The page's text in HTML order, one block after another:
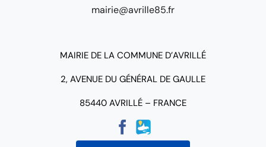
mairie@avrille85.fr
MAIRIE DE LA COMMUNE D’AVRILLÉ
2, AVENUE DU GÉNÉRAL DE GAULLE
85440 AVRILLÉ – FRANCE